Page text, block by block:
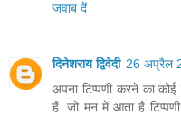
जवाब दें
दिनेशराय द्विवेदी 26 अप्रैल
अपना टिप्पणी करने का
हैं. जो मन में आता है टिप्पणी